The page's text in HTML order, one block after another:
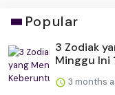
Popular
3 Zodiak
Minggu Ini
3 months